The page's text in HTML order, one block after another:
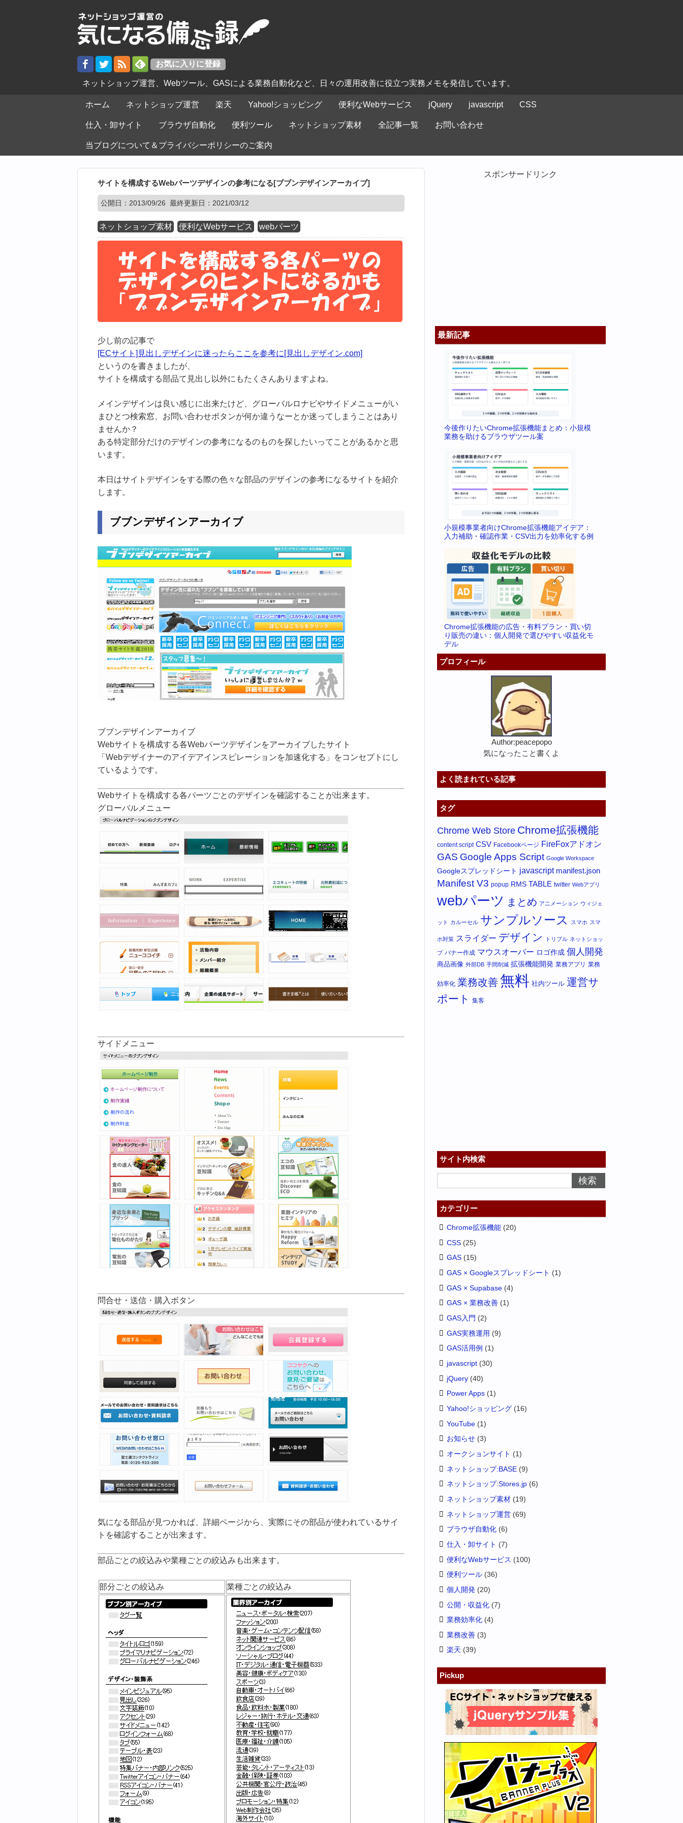
ネットショップ運営、Webツール、GASによる業務自動化など、日々の運用改善に役立つ実務メモを発信しています。
ホーム ネットショップ運営 楽天 Yahoo!ショッピング 便利なWebサービス jQuery javascript CSS
仕入・卸サイト ブラウザ自動化 便利ツール ネットショップ素材 全記事一覧 お問い合わせ
当ブログについて＆プライバシーポリシーのご案内
サイトを構成するWebパーツデザインの参考になる[ブブンデザインアーカイブ]
公開日：2013/09/26 最終更新日：2021/03/12
ネットショップ素材 便利なWebサービス webパーツ
少し前の記事で
[ECサイト]見出しデザインに迷ったらここを参考に[見出しデザイン.com]
というのを書きましたが、
サイトを構成する部品て見出し以外にもたくさんありますよね。
メインデザインは良い感じに出来たけど、グローバルロナビやサイドメニューがい
まひとつ検索窓、お問い合わせボタンが何か違うなーとか迷ってしまうことはあり
ませんか？
ある特定部分だけのデザインの参考になるのものを探したいってことがあるかと思
います。
本日はサイトデザインをする際の色々な部品のデザインの参考になるサイトを紹介
します。
ブブンデザインアーカイブ
ブブンデザインアーカイブ
Webサイトを構成する各Webパーツデザインをアーカイブしたサイト
「Webデザイナーのアイデアインスピレーションを加速化する」をコンセプトにし
ているようです。
Webサイトを構成する各パーツごとのデザインを確認することが出来ます。
グローバルメニュー
サイドメニュー
問合せ・送信・購入ボタン
気になる部品が見つかれば、詳細ページから、実際にその部品が使われているサイ
トを確認することが出来ます。
部品ごとの絞込みや業種ごとの絞込みも出来ます。
部分ごとの絞込み 業種ごとの絞込み
スポンサードリンク
最新記事
今後作りたいChrome拡張機能まとめ：小規模
業務を助けるブラウザツール案
小規模事業者向けChrome拡張機能アイデア：
入力補助・確認作業・CSV出力を効率化する例
Chrome拡張機能の広告・有料プラン・買い切
り販売の違い：個人開発で選びやすい収益化モ
デル
プロフィール
Author:peacepopo
気になったこと書くよ
よく読まれている記事
タグ
Chrome Web Store Chrome拡張機能
content script CSV Facebookページ FireFoxアドオン
GAS Google Apps Script Google Workspace
Googleスプレッドシート javascript manifest.json
Manifest V3 popup RMS TABLE twitter Webアプリ
webパーツ まとめ アニメーション ウィジェ
ット カルーセル サンプルソース スマホ スマ
ホ対策 スライダー デザイン トリプル ネットショッ
プ バナー作成 マウスオーバー ロゴ作成 個人開発
商品画像 外部DB 手間削減 拡張機能開発 業務アプリ 業務
効率化 業務改善無料 社内ツール 運営サ
ポート
集客
サイト内検索
カテゴリー
Chrome拡張機能 (20)
CSS (25)
GAS (15)
GAS × Googleスプレッドシート (1)
GAS × Supabase (4)
GAS × 業務改善 (1)
GAS入門 (2)
GAS実務運用 (9)
GAS活用例 (1)
javascript (30)
jQuery (40)
Power Apps (1)
Yahoo!ショッピング (16)
YouTube (1)
お知らせ (3)
オークションサイト (1)
ネットショップ:BASE (9)
ネットショップ:Stores.jp (6)
ネットショップ素材 (19)
ネットショップ運営 (69)
ブラウザ自動化 (6)
仕入・卸サイト (7)
便利なWebサービス (100)
便利ツール (36)
個人開発 (20)
公開・収益化 (7)
業務効率化 (4)
業務改善 (3)
楽天 (39)
Pickup